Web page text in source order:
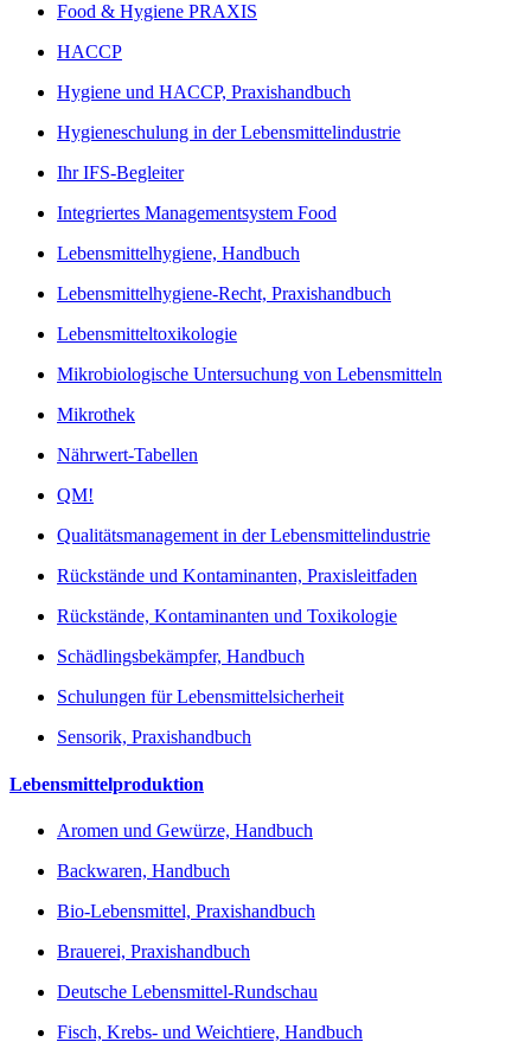
Food & Hygiene PRAXIS
HACCP
Hygiene und HACCP, Praxishandbuch
Hygieneschulung in der Lebensmittelindustrie
Ihr IFS-Begleiter
Integriertes Managementsystem Food
Lebensmittelhygiene, Handbuch
Lebensmittelhygiene-Recht, Praxishandbuch
Lebensmitteltoxikologie
Mikrobiologische Untersuchung von Lebensmitteln
Mikrothek
Nährwert-Tabellen
QM!
Qualitätsmanagement in der Lebensmittelindustrie
Rückstände und Kontaminanten, Praxisleitfaden
Rückstände, Kontaminanten und Toxikologie
Schädlingsbekämpfer, Handbuch
Schulungen für Lebensmittelsicherheit
Sensorik, Praxishandbuch
Lebensmittelproduktion
Aromen und Gewürze, Handbuch
Backwaren, Handbuch
Bio-Lebensmittel, Praxishandbuch
Brauerei, Praxishandbuch
Deutsche Lebensmittel-Rundschau
Fisch, Krebs- und Weichtiere, Handbuch